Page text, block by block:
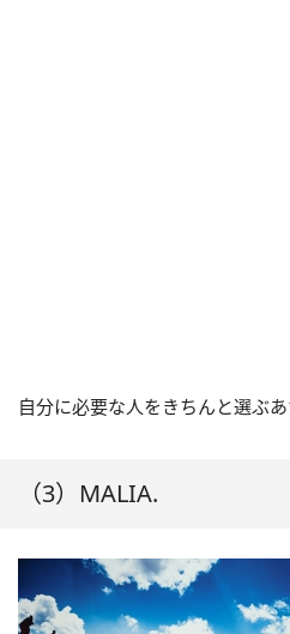
自分に必要な人をきちんと選ぶあ
（3）MALIA.